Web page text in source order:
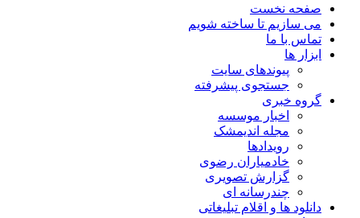
صفحه نخست
می سازیم تا ساخته شویم
تماس با ما
ابزار ها
پیوندهای سایت
جستجوی پیشرفته
گروه خبری
اخبار موسسه
مجله اندیمشک
رویدادها
خادمیاران رضوی
گزارش تصویری
چندرسانه ای
دانلود ها و اقلام تبلیغاتی